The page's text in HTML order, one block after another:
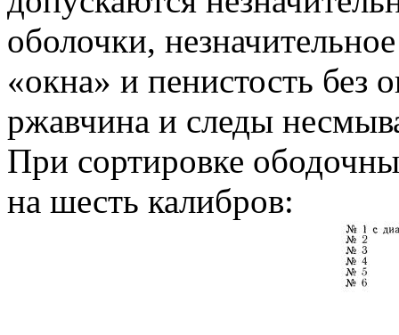
оболочки,
«окна» и пенистость без
ржавчина и следы
При сортировке
на шесть калибров: